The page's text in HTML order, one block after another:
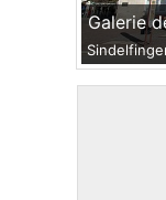
Galerie